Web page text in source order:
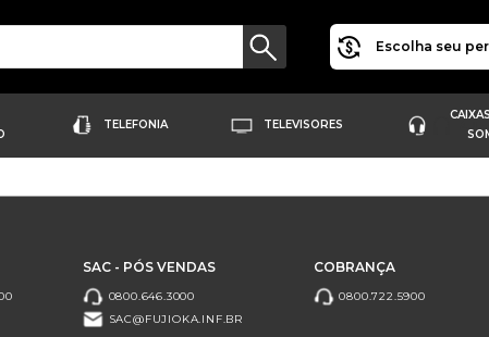
Escolha seu
TELEFONIA TELEVISORES
SAC - PÓS VENDAS
0800.646.3000
SAC@FUJIOKA.INF.BR
COBRANÇA
0800.722.5900